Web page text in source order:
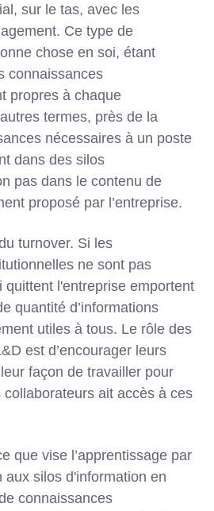
sur le tas, avec les
Ce type de
chose en soi, étant
connaissances
propres à chaque
termes, près de la
nécessaires à un poste
dans des silos
pas dans le contenu de
proposé par l’entreprise.
turnover. Si les
ne sont pas
quittent l'entreprise emportent
quantité d’informations
utiles à tous. Le rôle des
est d’encourager leurs
façon de travailler pour
collaborateurs ait accès à ces
que vise l’apprentissage par
aux silos d'information en
connaissances